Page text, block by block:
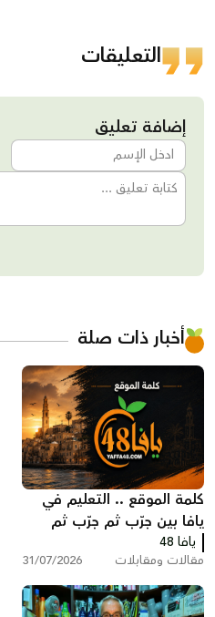
التعليقات
إضافة تعليق
أخبار ذات صلة
كلمة الموقع .. التعليم في
يافا بين جرّب ثم جرّب ثم
انظر ماذا سيحدث!
يافا 48
مقالات ومقابلات 31/07/2026